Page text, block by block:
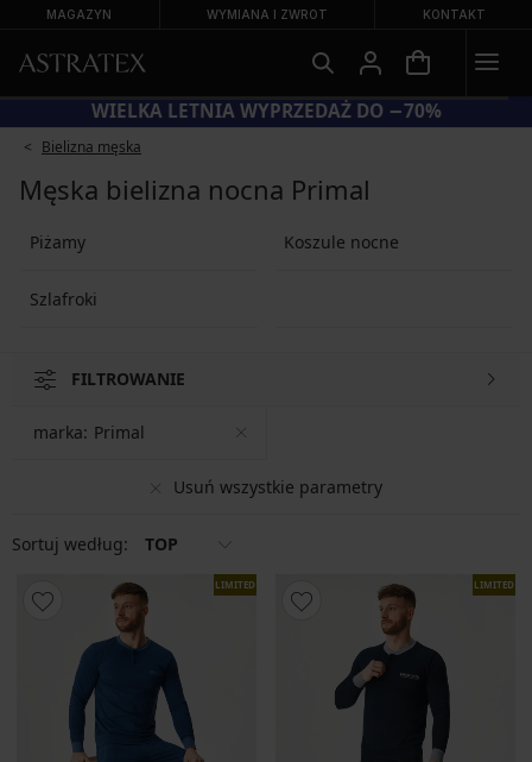
MAGAZYN WYMIANA I ZWROT KONTAKT
WIELKA LETNIA WYPRZEDAŻ DO −70%
Bielizna męska
Męska bielizna nocna Primal
Piżamy Koszule nocne
Szlafroki
FILTROWANIE
Usuń wszystkie parametry
marka: Primal
Sortuj według: TOP
LIMITED LIMITED